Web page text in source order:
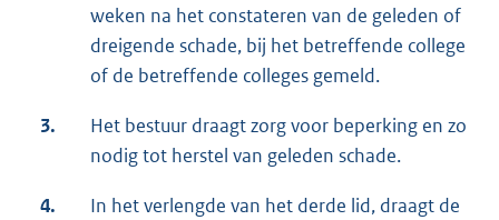
weken na het constateren van de geleden of
dreigende schade, bij het betreffende college
of de betreffende colleges gemeld.
3.
Het bestuur draagt zorg voor beperking en zo
nodig tot herstel van geleden schade.
4.
In het verlengde van het derde lid, draagt de